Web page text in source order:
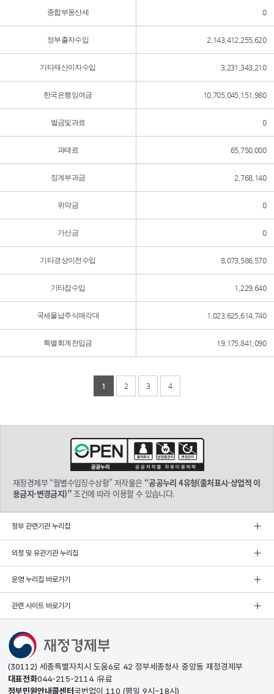
종합부동산세 0
정부출자수입 2,143,412,255,620
기타재산이자수입 3,231,343,210
한국은행잉여금 10,705,045,151,980
벌금및과료 0
과태료 65,750,000
징계부과금 2,768,140
위약금 0
가산금 0
기타경상이전수입 8,073,586,570
기타잡수입 1,229,640
국세물납주식매각대 1,023,625,614,740
특별회계전입금 19,175,841,090
1 2 3 4
재정경제부 “월별수입징수상황” 저작물은 “공공누리 4유형(출처표시-상업적 이
용금지-변경금지)”조건에 따라 이용할 수 있습니다.
정부 관련기관 누리집
외청 및 유관기관 누리집
운영 누리집 바로가기
관련 사이트 바로가기
(30112) 세종특별자치시 도움6로 42 정부세종청사 중앙동 재정경제부
대표전화044-215-2114 유료
정부민원안내콜센터국번없이 110 (평일 9시~18시)